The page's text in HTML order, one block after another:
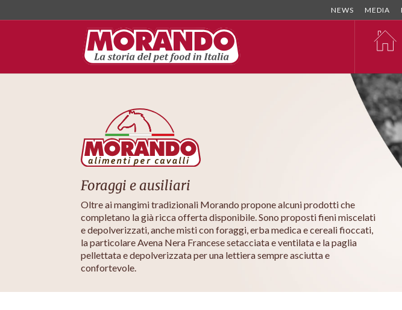
NEWS MEDIA
Foraggi e ausiliari
Oltre ai mangimi tradizionali Morando propone alcuni prodotti che
completano la già ricca offerta disponibile. Sono proposti fieni miscelati
e depolverizzati, anche misti con foraggi, erba medica e cereali fioccati,
la particolare Avena Nera Francese setacciata e ventilata e la paglia
pellettata e depolverizzata per una lettiera sempre asciutta e
confortevole.